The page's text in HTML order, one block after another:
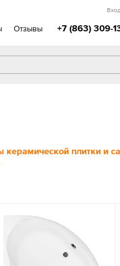
Отзывы +7 (863) 309-
плитки и